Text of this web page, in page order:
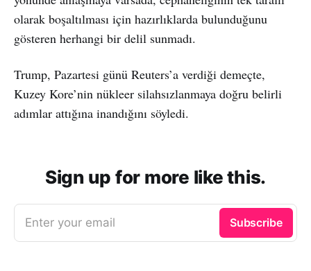
olarak boşaltılması için hazırlıklarda bulunduğunu
gösteren herhangi bir delil sunmadı.
Trump, Pazartesi günü Reuters’a verdiği demeçte,
Kuzey Kore’nin nükleer silahsızlanmaya doğru belirli
adımlar attığına inandığını söyledi.
Sign up for more like this.
Enter your email Subscribe